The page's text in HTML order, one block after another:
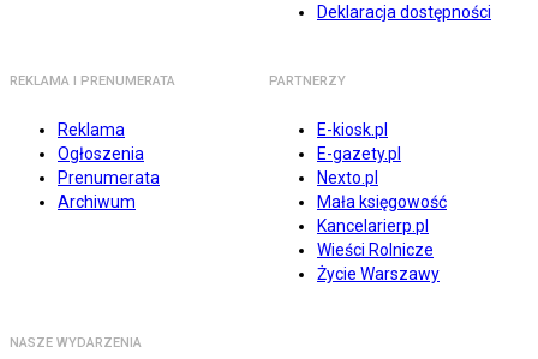
Deklaracja dostępności
REKLAMA I PRENUMERATA
Reklama
Ogłoszenia
Prenumerata
Archiwum
PARTNERZY
E-kiosk.pl
E-gazety.pl
Nexto.pl
Mała księgowość
Kancelarierp.pl
Wieści Rolnicze
Życie Warszawy
NASZE WYDARZENIA